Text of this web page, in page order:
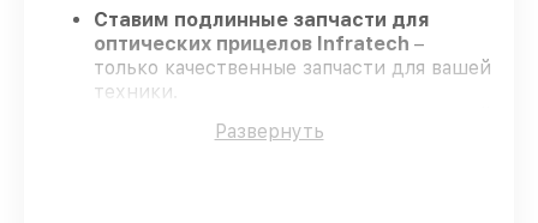
Ставим подлинные запчасти для
оптических прицелов Infratech –
только качественные запчасти для вашей
техники.
отбор, что подтверждает качество и
Развернуть